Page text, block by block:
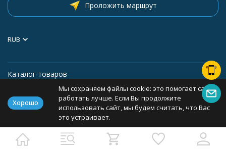
Проложить маршрут
RUB
Каталог товаров
Информация
Политика персональных данных Карта сайта
Хорошо
Мы сохраняем файлы cookie: это помогает сайту
работать лучше. Если Вы продолжите
использовать сайт, мы будем считать, что Вас
это устраивает.